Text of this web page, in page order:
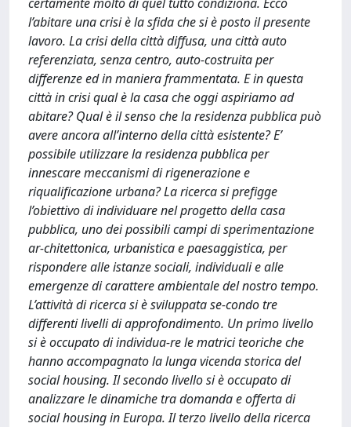
l’abitare una crisi è la sfida che si è posto il presente
lavoro. La crisi della città diffusa, una città auto
referenziata, senza centro, auto-costruita per
differenze ed in maniera frammentata. E in questa
città in crisi qual è la casa che oggi aspiriamo ad
abitare? Qual è il senso che la residenza pubblica può
avere ancora all’interno della città esistente? E’
possibile utilizzare la residenza pubblica per
innescare meccanismi di rigenerazione e
riqualificazione urbana? La ricerca si prefigge
l’obiettivo di individuare nel progetto della casa
pubblica, uno dei possibili campi di sperimentazione
ar-chitettonica, urbanistica e paesaggistica, per
rispondere alle istanze sociali, individuali e alle
emergenze di carattere ambientale del nostro tempo.
L’attività di ricerca si è sviluppata se-condo tre
differenti livelli di approfondimento. Un primo livello
si è occupato di individua-re le matrici teoriche che
hanno accompagnato la lunga vicenda storica del
social housing. Il secondo livello si è occupato di
analizzare le dinamiche tra domanda e offerta di
social housing in Europa. Il terzo livello della ricerca